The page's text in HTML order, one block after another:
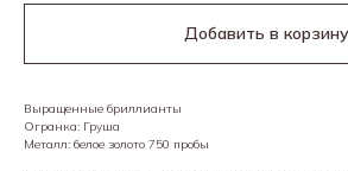
Добавить в корзину
Выращенные бриллианты
Огранка: Груша
Металл: белое золото 750 пробы